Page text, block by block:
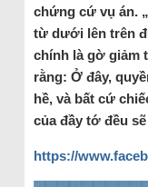
chứng cứ vụ án.
từ dưới lên trên
chính là gờ giảm
rằng: Ở đây,
hề, và bất cứ
của đầy tớ đều
https://